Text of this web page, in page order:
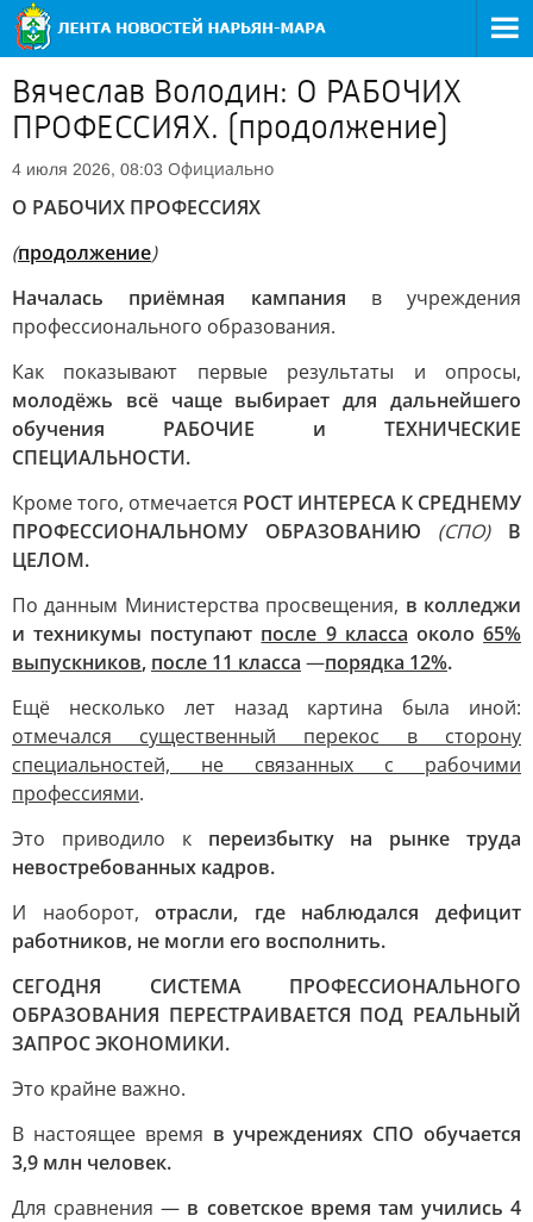
Вячеслав Володин: О РАБОЧИХ
ПРОФЕССИЯХ. (продолжение)
4 июля 2026, 08:03 Официально
О РАБОЧИХ ПРОФЕССИЯХ
(продолжение)
Началась приёмная кампания в учреждения
профессионального образования.
Как показывают первые результаты и опросы,
молодёжь всё чаще выбирает для дальнейшего
обучения РАБОЧИЕ и ТЕХНИЧЕСКИЕ
СПЕЦИАЛЬНОСТИ.
Кроме того, отмечается РОСТ ИНТЕРЕСА К СРЕДНЕМУ
ПРОФЕССИОНАЛЬНОМУ ОБРАЗОВАНИЮ (СПО)В
ЦЕЛОМ.
По данным Министерства просвещения, в колледжи
и техникумы поступают после 9 класса около65%
выпускников, после 11 класса —порядка 12%.
Ещё несколько лет назад картина была иной:
отмечался существенный перекос в сторону
специальностей, не связанных с рабочими
профессиями.
Это приводило к переизбытку на рынке труда
невостребованных кадров.
И наоборот,отрасли, где наблюдался дефицит
работников, не могли его восполнить.
СЕГОДНЯ СИСТЕМА ПРОФЕССИОНАЛЬНОГО
ОБРАЗОВАНИЯ ПЕРЕСТРАИВАЕТСЯ ПОД РЕАЛЬНЫЙ
ЗАПРОС ЭКОНОМИКИ.
Это крайне важно.
В настоящее время в учреждениях СПО обучается
3,9 млн человек.
Для сравнения — в советское время там учились 4